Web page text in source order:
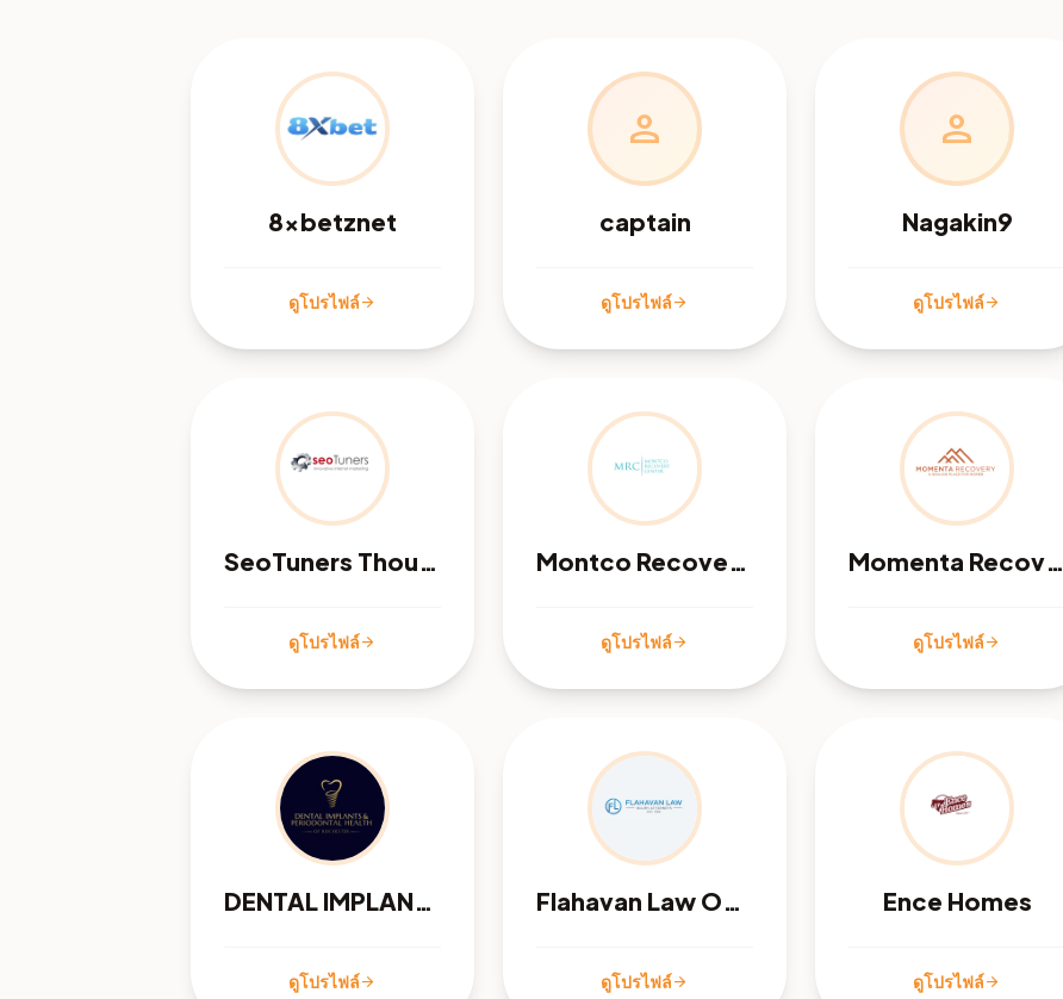
8xbetznet
ดูโปรไฟล์arrow_forward
person
captain
ดูโปรไฟล์arrow_forward
person
Nagakin9
ดูโปรไฟล์arrow_forward
SeoTuners Thousand Oaks
ดูโปรไฟล์arrow_forward
Montco Recovery Center
ดูโปรไฟล์arrow_forward
Momenta Recovery
ดูโปรไฟล์arrow_forward
DENTAL IMPLANTS & PERIODONTAL HEALTH
ดูโปรไฟล์arrow_forward
Flahavan Law Office
ดูโปรไฟล์arrow_forward
Ence Homes
ดูโปรไฟล์arrow_forward